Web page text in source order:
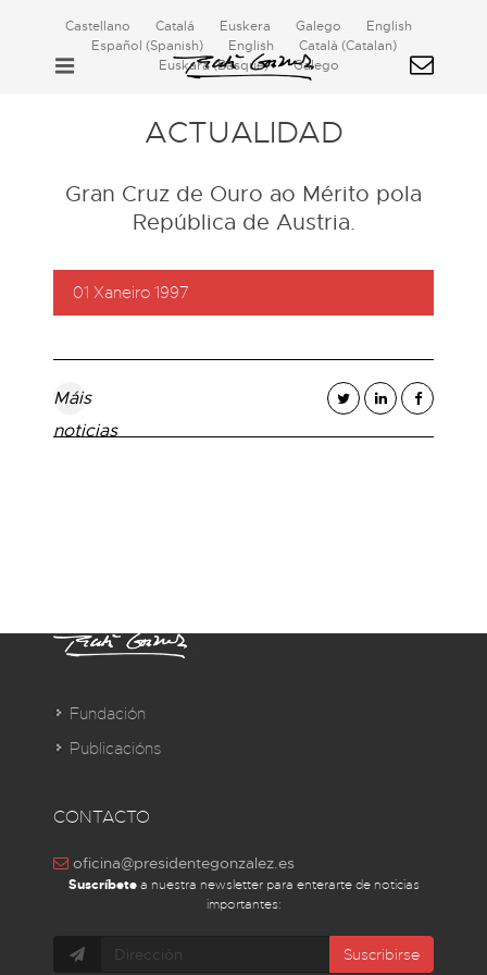
Castellano Catalá Euskera Galego
English
Español (Spanish) English Català (Catalan)
Euskara(Basque) Galego
ACTUALIDAD
Gran Cruz de Ouro ao Mérito pola
República de Austria.
01 Xaneiro 1997
Máis
noticias
Fundación
Publicacións
CONTACTO
oficina@presidentegonzalez.es
Suscríbetea nuestra newsletter para enterarte de noticias
importantes:
Suscribirse